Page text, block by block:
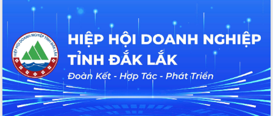
Tập huấn nâng cao năng lực triển khai
chuyển đổi số cho cán bộ, công chức
cấp xã
Đắk Lắk phát động hưởng ứng Ngày
Quyền của người tiêu dùng Việt Nam
2026
Đẩy mạnh cải cách hành chính, quyết
tâm đạt được mục tiêu tăng trưởng
hai con số trong năm 2026